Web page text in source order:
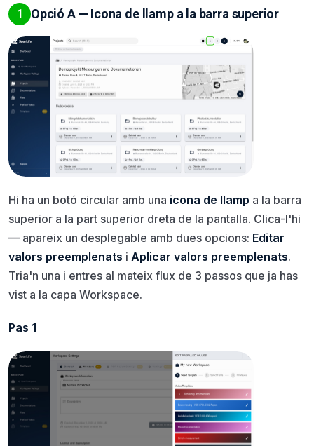
1 Opció A — Icona de llamp a la barra superior
Hi ha un botó circular amb una icona de llamp a la barra
superior a la part superior dreta de la pantalla. Clica-l'hi
— apareix un desplegable amb dues opcions: Editar
valors preemplenats i Aplicar valors preemplenats.
Tria'n una i entres al mateix flux de 3 passos que ja has
vist a la capa Workspace.
Pas 1